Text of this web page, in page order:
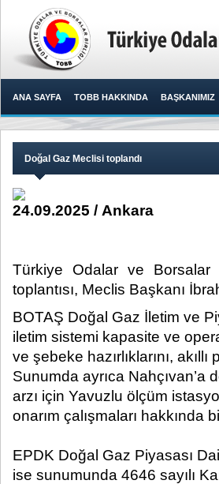
ANA SAYFA TOBB HAKKINDA BAŞKANIMIZ
Doğal Gaz Meclisi toplandı
24.09.2025 / Ankara
Türkiye Odalar ve
toplantısı, Meclis Başkanı
BOTAŞ Doğal Gaz İletim ve
iletim sistemi kapasite ve
ve şebeke hazırlıklarını,
Sunumda ayrıca Nahçıvan’a
arzı için Yavuzlu ölçüm
onarım çalışmaları hakkında
EPDK Doğal Gaz Piyasası
ise sunumunda 4646 sayılı